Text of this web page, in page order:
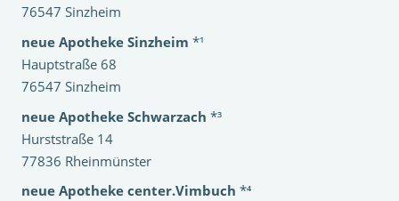
76547 Sinzheim
neue Apotheke Sinzheim *¹
Hauptstraße 68
76547 Sinzheim
neue Apotheke Schwarzach *³
Hurststraße 14
77836 Rheinmünster
neue Apotheke center.Vimbuch *⁴